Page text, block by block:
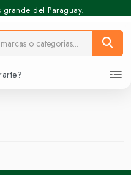
del Paraguay.